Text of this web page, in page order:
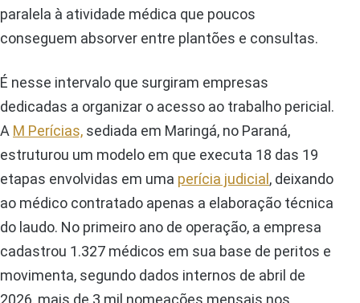
paralela à atividade médica que poucos
conseguem absorver entre plantões e consultas.
É nesse intervalo que surgiram empresas
dedicadas a organizar o acesso ao trabalho pericial.
A M Perícias, sediada em Maringá, no Paraná,
estruturou um modelo em que executa 18 das 19
etapas envolvidas em uma perícia judicial, deixando
ao médico contratado apenas a elaboração técnica
do laudo. No primeiro ano de operação, a empresa
cadastrou 1.327 médicos em sua base de peritos e
movimenta, segundo dados internos de abril de
2026, mais de 3 mil nomeações mensais nos